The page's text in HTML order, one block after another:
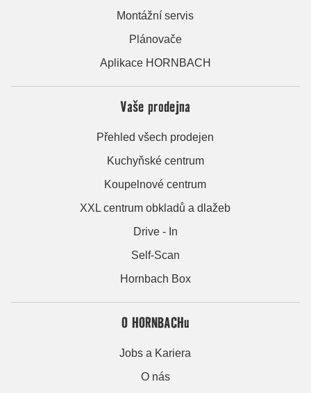
Montážní servis
Plánovače
Aplikace HORNBACH
Vaše prodejna
Přehled všech prodejen
Kuchyňské centrum
Koupelnové centrum
XXL centrum obkladů a dlažeb
Drive - In
Self-Scan
Hornbach Box
O HORNBACHu
Jobs a Kariera
O nás